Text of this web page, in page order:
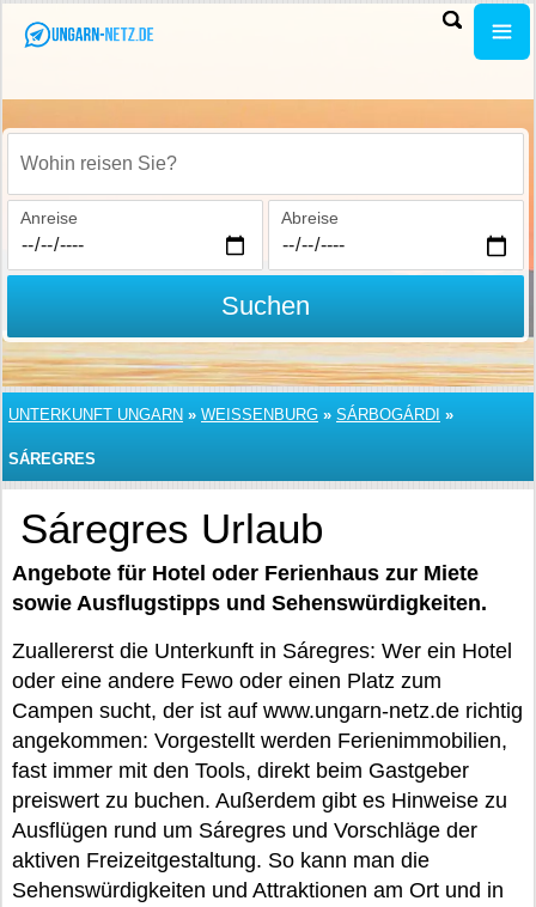
Wohin reisen Sie?
Anreise Abreise
Suchen
UNTERKUNFT UNGARN » WEISSENBURG » SÁRBOGÁRDI »
SÁREGRES
Sáregres Urlaub
Angebote für Hotel oder Ferienhaus zur Miete
sowie Ausflugstipps und Sehenswürdigkeiten.
Zuallererst die Unterkunft in Sáregres: Wer ein Hotel
oder eine andere Fewo oder einen Platz zum
Campen sucht, der ist auf www.ungarn-netz.de richtig
angekommen: Vorgestellt werden Ferienimmobilien,
fast immer mit den Tools, direkt beim Gastgeber
preiswert zu buchen. Außerdem gibt es Hinweise zu
Ausflügen rund um Sáregres und Vorschläge der
aktiven Freizeitgestaltung. So kann man die
Sehenswürdigkeiten und Attraktionen am Ort und in